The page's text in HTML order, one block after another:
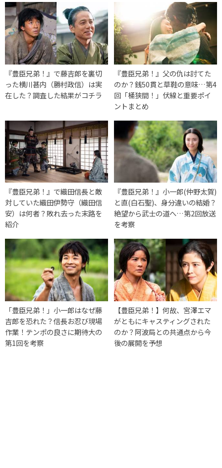
『豊臣兄弟！』で藤吉郎を裏切
った横川甚内（勝村政信）は実
在した？調査した結果がコチラ
『豊臣兄弟！』父の仇は討てた
のか？銭50貫と草鞋の意味…第4
回「桶狭間！」伏線と重要ポイ
ントまとめ
『豊臣兄弟！』で織田信長と敵
対していた織田伊勢守（織田信
安）は何者？敗れ去った末路を
紹介
『豊臣兄弟！』小一郎(仲野太賀)
と直(白石聖)、身分違いの結婚？
絶望から武士の道へ…第2回放送
を考察
「豊臣兄弟！」小一郎はなぜ藤
吉郎を恐れた？信長お忍び現場
作業！テンポの良さに期待大の
第1回を考察
【豊臣兄弟！】何故、宮澤エマ
がともにキャスティングされた
のか？阿波局との共通点から今
後の展開を予想